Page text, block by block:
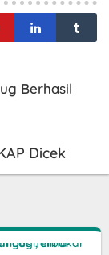
Berhasil
Dicek